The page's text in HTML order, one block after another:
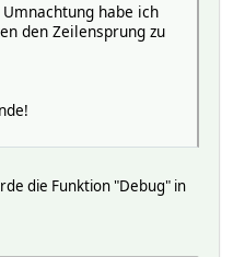
habe ich
den Zeilensprung zu
die Funktion "Debug" in